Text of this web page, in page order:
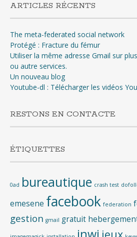
ARTICLES RÉCENTS
The meta-federated social network
Protégé : Fracture du fémur
Utiliser la même adresse Gmail sur
ou autre services.
Un nouveau blog
Youtube-dl : Télécharger les vidéos
RESTONS EN CONTACTE
ÉTIQUETTES
0ad bureautique crash test
emesene facebook federation
gestion gmail gratuit